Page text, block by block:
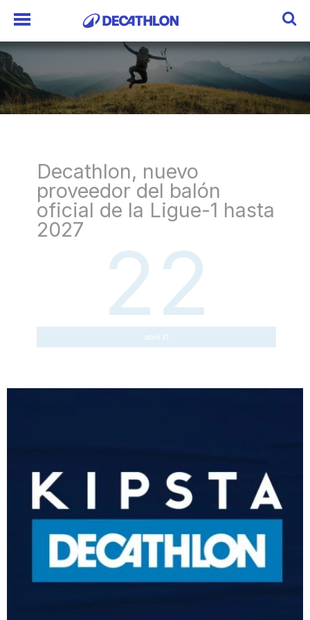
Decathlon, nuevo
proveedor del balón
oficial de la Ligue-1 hasta
2027
22
abril 21